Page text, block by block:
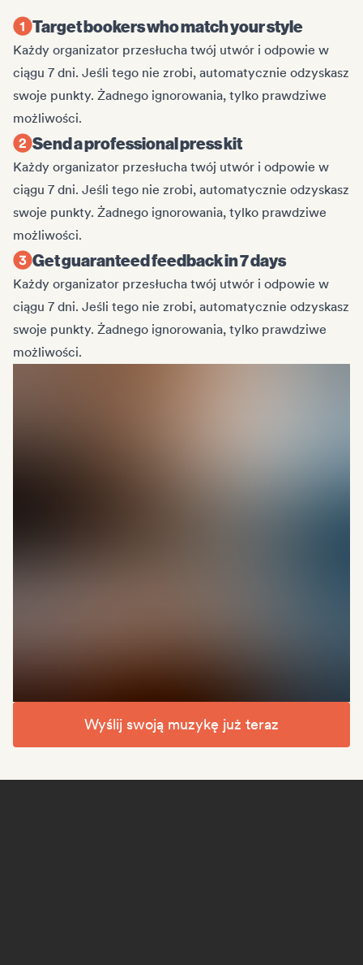
Target bookers who match your style
Każdy organizator przesłucha twój utwór i odpowie w
ciągu 7 dni. Jeśli tego nie zrobi, automatycznie odzyskasz
swoje punkty. Żadnego ignorowania, tylko prawdziwe
możliwości.
Send a professional press kit
Każdy organizator przesłucha twój utwór i odpowie w
ciągu 7 dni. Jeśli tego nie zrobi, automatycznie odzyskasz
swoje punkty. Żadnego ignorowania, tylko prawdziwe
możliwości.
Get guaranteed feedback in 7 days
Każdy organizator przesłucha twój utwór i odpowie w
ciągu 7 dni. Jeśli tego nie zrobi, automatycznie odzyskasz
swoje punkty. Żadnego ignorowania, tylko prawdziwe
możliwości.
Wyślij swoją muzykę już teraz